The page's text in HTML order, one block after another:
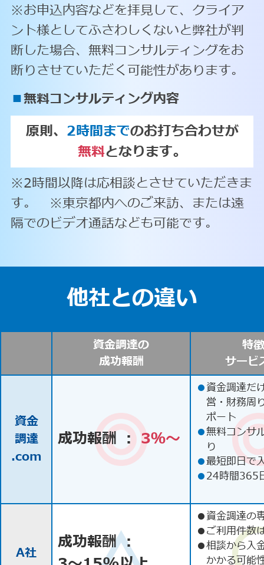
※お申込内容などを拝見して、クライア
ント様としてふさわしくないと弊社が判
断した場合、無料コンサルティングをお
断りさせていただく可能性があります。
■無料コンサルティング内容
原則、 2時間までのお打ち合わせが
無料となります。
※2時間以降は応相談とさせていただきま
す。 ※東京都内へのご来訪、または遠
隔でのビデオ通話なども可能です。
他社との違い
資金調達の
成功報酬
特
サービ
資金
調達
.com
成功報酬 ： 3％〜
●資金調達だ
営・財務周
ポート
●無料コンサ
り
●最短即日で
●24時間365
A社
成功報酬 ：
●資金調達の
●ご利用件数
●相談から入
かかる可能